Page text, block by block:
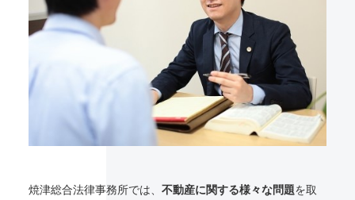
焼津総合法律事務所では、 不動産に関する様々な問題を取